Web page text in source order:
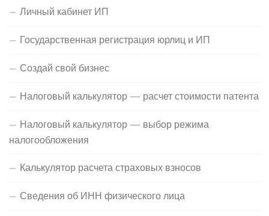
Личный кабинет ИП
Государственная регистрация юрлиц и ИП
Создай свой бизнес
Налоговый калькулятор — расчет стоимости патента
Налоговый калькулятор — выбор режима
налогообложения
Калькулятор расчета страховых взносов
Сведения об ИНН физического лица